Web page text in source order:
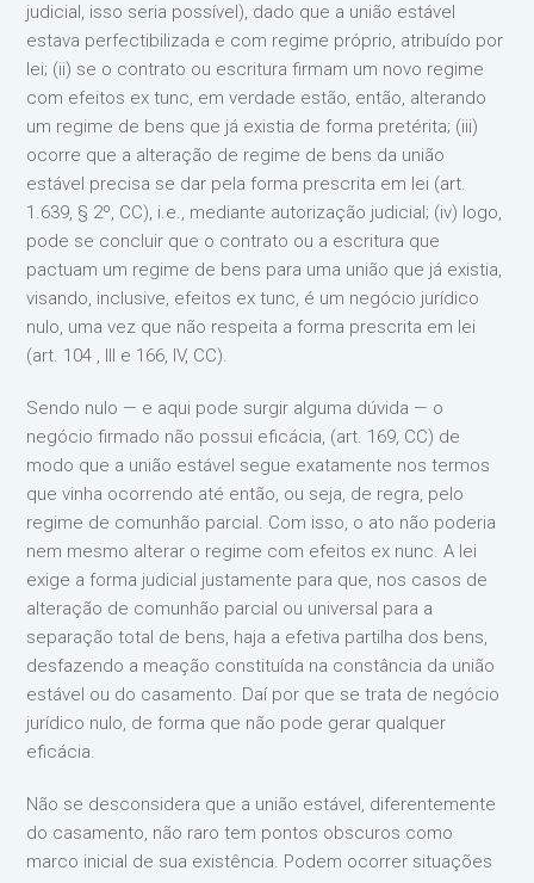
judicial, isso seria possível), dado que a união estável
estava perfectibilizada e com regime próprio, atribuído por
lei; (ii) se o contrato ou escritura firmam um novo regime
com efeitos ex tunc, em verdade estão, então, alterando
um regime de bens que já existia de forma pretérita; (iii)
ocorre que a alteração de regime de bens da união
estável precisa se dar pela forma prescrita em lei (art.
1.639, § 2º, CC), i.e., mediante autorização judicial; (iv) logo,
pode se concluir que o contrato ou a escritura que
pactuam um regime de bens para uma união que já existia,
visando, inclusive, efeitos ex tunc, é um negócio jurídico
nulo, uma vez que não respeita a forma prescrita em lei
(art. 104 , III e 166, IV, CC).
Sendo nulo — e aqui pode surgir alguma dúvida — o
negócio firmado não possui eficácia, (art. 169, CC) de
modo que a união estável segue exatamente nos termos
que vinha ocorrendo até então, ou seja, de regra, pelo
regime de comunhão parcial. Com isso, o ato não poderia
nem mesmo alterar o regime com efeitos ex nunc. A lei
exige a forma judicial justamente para que, nos casos de
alteração de comunhão parcial ou universal para a
separação total de bens, haja a efetiva partilha dos bens,
desfazendo a meação constituída na constância da união
estável ou do casamento. Daí por que se trata de negócio
jurídico nulo, de forma que não pode gerar qualquer
eficácia.
Não se desconsidera que a união estável, diferentemente
do casamento, não raro tem pontos obscuros como
marco inicial de sua existência. Podem ocorrer situações